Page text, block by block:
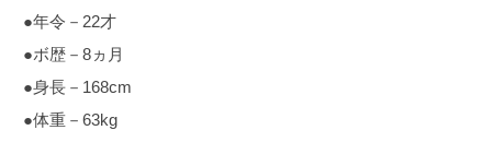
●年令－22才
●ボ歴－8ヵ月
●身長－168cm
●体重－63kg